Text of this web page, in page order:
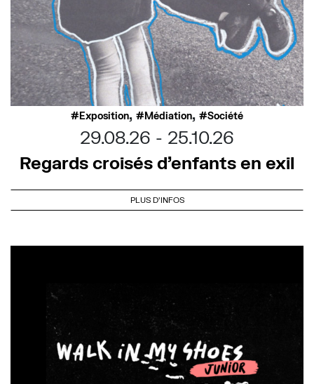
Exposition, Médiation, Société
29.08.26
25.10.26
Regards croisés d’enfants en exil
PLUS D'INFOS